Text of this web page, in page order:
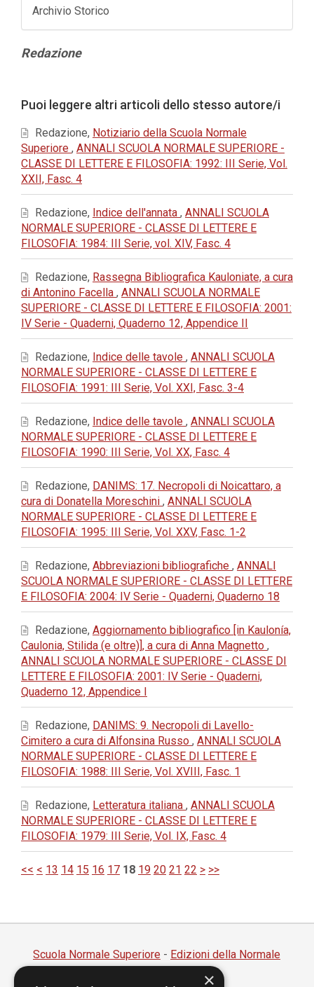
Archivio Storico
Contenuto
Redazione
dell'articolo
Puoi leggere altri articoli dello stesso autore/i
Redazione, Notiziario della Scuola Normale
Superiore , ANNALI SCUOLA NORMALE SUPERIORE -
CLASSE DI LETTERE E FILOSOFIA: 1992: III Serie, Vol.
XXII, Fasc. 4
Redazione, Indice dell'annata , ANNALI SCUOLA
NORMALE SUPERIORE - CLASSE DI LETTERE E
FILOSOFIA: 1984: III Serie, vol. XIV, Fasc. 4
Redazione, Rassegna Bibliografica Kauloniate, a cura
di Antonino Facella , ANNALI SCUOLA NORMALE
SUPERIORE - CLASSE DI LETTERE E FILOSOFIA: 2001:
IV Serie - Quaderni, Quaderno 12, Appendice II
Redazione, Indice delle tavole , ANNALI SCUOLA
NORMALE SUPERIORE - CLASSE DI LETTERE E
FILOSOFIA: 1991: III Serie, Vol. XXI, Fasc. 3-4
Redazione, Indice delle tavole , ANNALI SCUOLA
NORMALE SUPERIORE - CLASSE DI LETTERE E
FILOSOFIA: 1990: III Serie, Vol. XX, Fasc. 4
Redazione, DANIMS: 17. Necropoli di Noicattaro, a
cura di Donatella Moreschini , ANNALI SCUOLA
NORMALE SUPERIORE - CLASSE DI LETTERE E
FILOSOFIA: 1995: III Serie, Vol. XXV, Fasc. 1-2
Redazione, Abbreviazioni bibliografiche , ANNALI
SCUOLA NORMALE SUPERIORE - CLASSE DI LETTERE
E FILOSOFIA: 2004: IV Serie - Quaderni, Quaderno 18
Redazione, Aggiornamento bibliografico [in Kaulonía,
Caulonia, Stilida (e oltre)], a cura di Anna Magnetto ,
ANNALI SCUOLA NORMALE SUPERIORE - CLASSE DI
LETTERE E FILOSOFIA: 2001: IV Serie - Quaderni,
Quaderno 12, Appendice I
Redazione, DANIMS: 9. Necropoli di Lavello-
Cimitero a cura di Alfonsina Russo , ANNALI SCUOLA
NORMALE SUPERIORE - CLASSE DI LETTERE E
FILOSOFIA: 1988: III Serie, Vol. XVIII, Fasc. 1
Redazione, Letteratura italiana , ANNALI SCUOLA
NORMALE SUPERIORE - CLASSE DI LETTERE E
FILOSOFIA: 1979: III Serie, Vol. IX, Fasc. 4
<< < 13 14 15 16 17 18 19 20 21 22 > >>
Scuola Normale Superiore - Edizioni della Normale
Piazza dei Cavalieri, 7 - 56126 Pisa×